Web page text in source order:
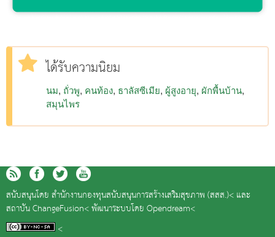
ได้รับความนิยม
นม ถั่วพู คนท้อง ธาลัสซีเมีย ผู้สูงอายุ ผักพื้นบ้าน
สมุนไพร
สนับสนุนโดย สำนักงานกองทุนสนับสนุนการสร้างเสริมสุขภาพ (สสส.)< และ
สถาบัน ChangeFusion<พัฒนาระบบโดย Opendream<
<